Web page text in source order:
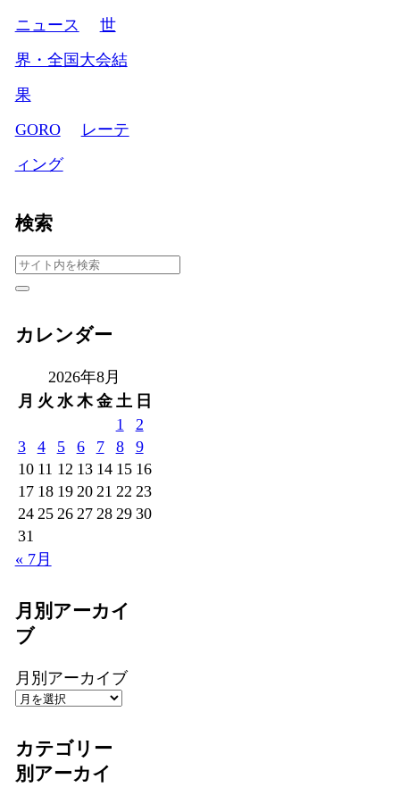
ニュース
世
界・全国大会結
果
GORO
レーテ
ィング
検索
カレンダー
2026年8月
月 火 水 木 金 土 日
1
2
3
4 5 6 7 8
9
10 11 12 13 14 15 16
17 18 19 20 21 22 23
24 25 26 27 28 29 30
31
« 7月
月別アーカイ
ブ
月別アーカイブ
カテゴリー
別アーカイ